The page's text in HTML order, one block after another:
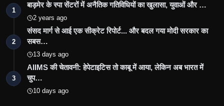
1
बाड़मेर के स्पा सेंटरों में अनैतिक गतिविधियों का खुलासा, युवाओं और …
2 years ago
2
संसद मार्ग से आई एक सीक्रेट रिपोर्ट... और बदल गया मोदी सरकार का
सबस…
13 days ago
3
AIIMS की चेतावनी: हेपेटाइटिस तो काबू में आया, लेकिन अब भारत में
चुप…
10 days ago